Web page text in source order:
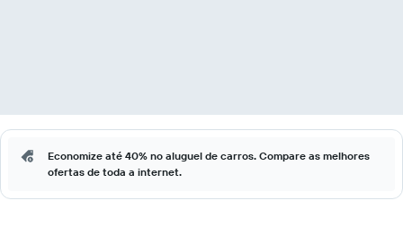
Economize até 40% no aluguel de carros. Compare as melhores
ofertas de toda a internet.